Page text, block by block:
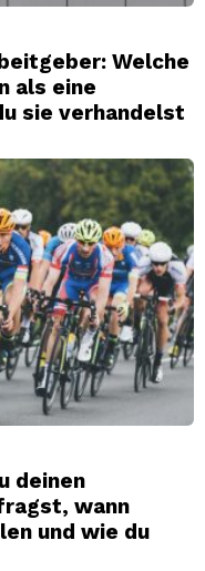
Welche
als eine
sie verhandelst
deinen
wann
und wie du